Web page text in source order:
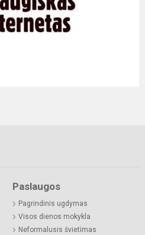
Paslaugos
Pagrindinis ugdymas
Visos dienos mokykla
Neformalusis švietimas